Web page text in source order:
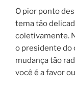
O pior ponto
tema tão
coletivamente.
o presidente do
mudança tão
você é a favor